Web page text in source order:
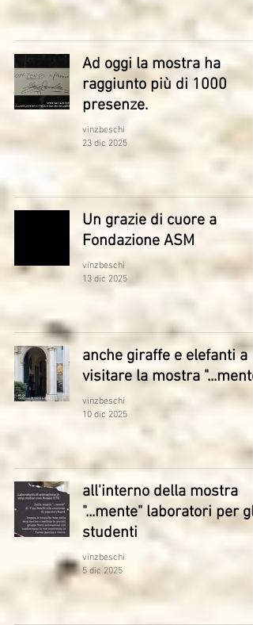
Ad oggi la mostra ha
raggiunto più di 1000
presenze.
vinzbeschi
23 dic 2025
Un grazie di cuore a
Fondazione ASM
vinzbeschi
13 dic 2025
anche giraffe e elefanti a
visitare la mostra
vinzbeschi
10 dic 2025
all'interno della mostra
"...mente" laboratori per gli
studenti
vinzbeschi
5 dic 2025